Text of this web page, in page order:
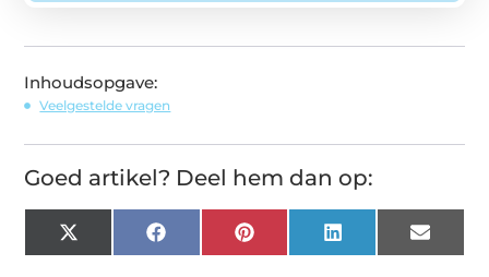
Inhoudsopgave:
Veelgestelde vragen
Goed artikel? Deel hem dan op:
X
(Twitter)
FacebookPinterest LinkedIn Email